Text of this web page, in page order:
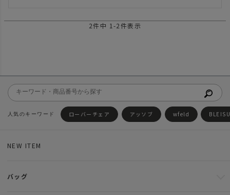
2件中 1 -2件表示
ローバーチェア アッソブ wfeld
NEW ITEM
バッグ